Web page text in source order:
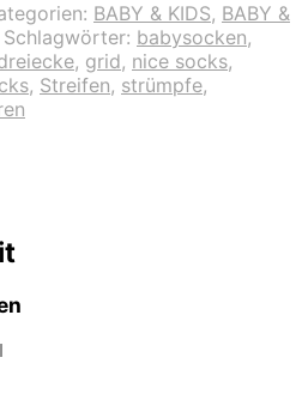
BABY & KIDS, BABY &
Schlagwörter: babysocken,
, grid, nice socks,
, Streifen, strümpfe,